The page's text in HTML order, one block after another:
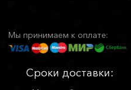
Мы принимаем к оплате:
Сроки доставки: